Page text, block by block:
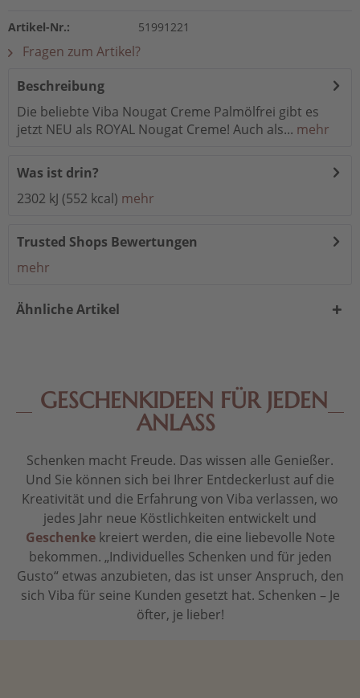
Artikel-Nr.: 51991221
Fragen zum Artikel?
Beschreibung
Die beliebte Viba Nougat Creme Palmölfrei gibt es
jetzt NEU als ROYAL Nougat Creme! Auch als... mehr
Was ist drin?
2302 kJ (552 kcal) mehr
Trusted Shops Bewertungen
mehr
Ähnliche Artikel
GESCHENKIDEEN FÜR JEDEN
ANLASS
Schenken macht Freude. Das wissen alle Genießer.
Und Sie können sich bei Ihrer Entdeckerlust auf die
Kreativität und die Erfahrung von Viba verlassen, wo
jedes Jahr neue Köstlichkeiten entwickelt und
Geschenkekreiert werden, die eine liebevolle Note
bekommen. „Individuelles Schenken und für jeden
Gusto“ etwas anzubieten, das ist unser Anspruch, den
sich Viba für seine Kunden gesetzt hat. Schenken – Je
öfter, je lieber!